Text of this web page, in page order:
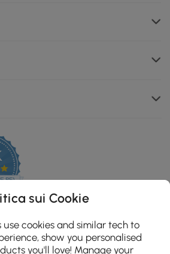
BEWERTUNGEN
sui Cookie
cookies and similar tech to
show you personalised
you'll love! Manage your